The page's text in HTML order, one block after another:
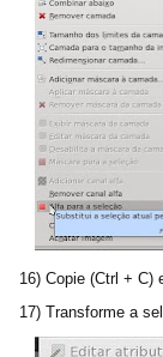
16) Copie (Ctrl + C)
17) Transforme a